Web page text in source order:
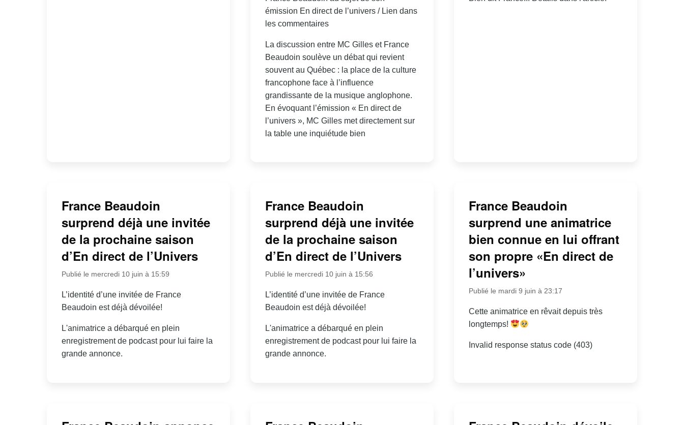
émission En direct de l’univers / Lien dans
les commentaires
La discussion entre MC Gilles et France
Beaudoin soulève un débat qui revient
souvent au Québec : la place de la culture
francophone face à l’influence
grandissante de la musique anglophone.
En évoquant l’émission « En direct de
l’univers », MC Gilles met directement sur
la table une inquiétude bien
France Beaudoin
surprend déjà une invitée
de la prochaine saison
d’En direct de l’Univers
Publié le mercredi 10 juin à 15:59
L’identité d’une invitée de France
Beaudoin est déjà dévoilée!
L'animatrice a débarqué en plein
enregistrement de podcast pour lui faire la
grande annonce.
France Beaudoin
surprend déjà une invitée
de la prochaine saison
d’En direct de l’Univers
Publié le mercredi 10 juin à 15:56
L’identité d’une invitée de France
Beaudoin est déjà dévoilée!
L'animatrice a débarqué en plein
enregistrement de podcast pour lui faire la
grande annonce.
France Beaudoin
surprend une animatrice
bien connue en lui offrant
son propre «En direct de
l’univers»
Publié le mardi 9 juin à 23:17
Cette animatrice en rêvait depuis très
longtemps!
Invalid response status code (403)